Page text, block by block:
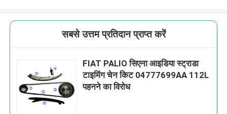
सबसे उत्तम प्रतिदान प्राप्त करें
FIAT PALIO सिएना आइडिया स्ट्राडा
टाइमिंग चेन किट 04777699AA 112L
पहनने का विरोध